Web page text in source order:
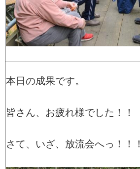
本日の成果です。
皆さん、お疲れ様でした！！
さて、いざ、放流会へっ！！！